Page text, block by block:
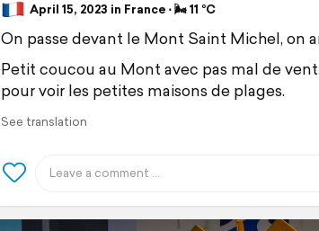
April 15, 2023 in France ⋅ 🌬 11 °C
On passe devant le Mont Saint Michel, on
Petit coucou au Mont avec pas mal de
pour voir les petites maisons de plages.
See translation